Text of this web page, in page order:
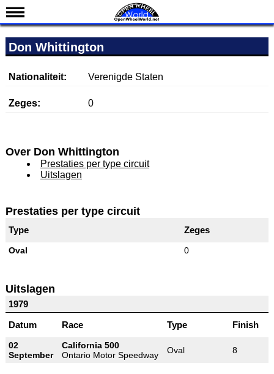
Nieuws
Kalender
Uitslagen
IndyCar 101
Indy 500
Don Whittington
Nationaliteit: Verenigde Staten
Zeges: 0
Over Don Whittington
Prestaties per type circuit
Uitslagen
Prestaties per type circuit
Type Zeges
Oval 0
Uitslagen
1979
Datum
Race Type Finish
02
September
California 500
Ontario Motor Speedway
Oval 8